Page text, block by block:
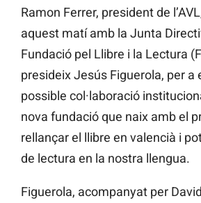
Ramon Ferrer, president de
aquest matí amb la Junta
Fundació pel Llibre i la Lectura
presideix Jesús Figuerola, per a
possible col·laboració
nova fundació que naix amb el
rellançar el llibre en valencià i
de lectura en la nostra llengua.
Figuerola, acompanyat per